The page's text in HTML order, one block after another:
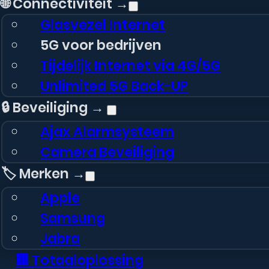
Glasvezel Internet
5G voor bedrijven
Tijdelijk Internet via 4G/5G
Unlimited 5G Back-UP
🔒 Beveiliging →
Ajax Alarmsysteem
Camera Beveiliging
🏷️ Merken →
Apple
Samsung
Jabra
🏢 Totaaloplossing